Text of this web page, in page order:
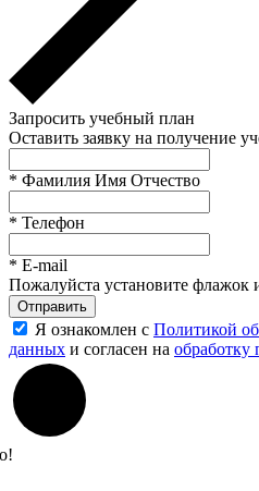
Запросить учебный план
Оставить заявку на получение
* Фамилия Имя Отчество
* Телефон
* E-mail
Пожалуйста установите флажок
Отправить
Я ознакомлен с Политикой
данных и согласен на обработку